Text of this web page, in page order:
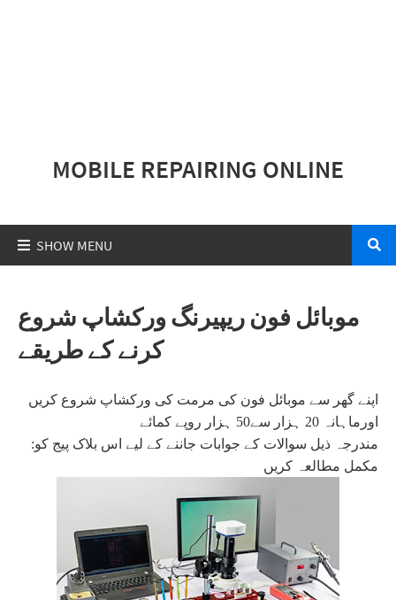
MOBILE REPAIRING ONLINE
موبائل فون ریپیرنگ ورکشاپ شروع
کرنے کے طریقے
اپنے گھر سے موبائل فون کی مرمت کی ورکشاپ شروع کریں
اورماہانہ 20 ہزار سے50 ہزار روپے کمائے
:مندرجہ ذیل سوالات کے جوابات جاننے کے لیے اس بلاک پیج کو
مکمل مطالعہ کریں